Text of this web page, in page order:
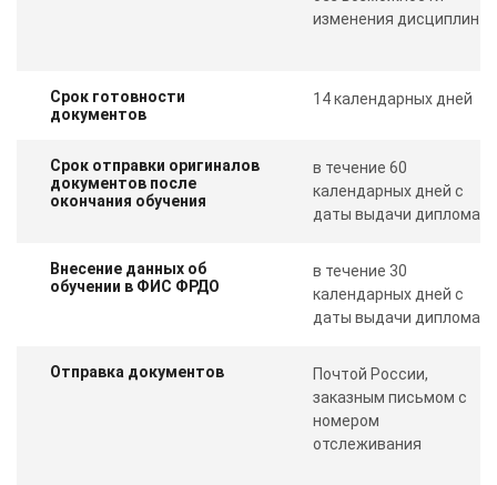
изменения дисциплин
Срок готовности
документов
14 календарных дней
Срок отправки оригиналов
документов после
окончания обучения
в течение 60
календарных дней с
даты выдачи диплома
Внесение данных об
обучении в ФИС ФРДО
в течение 30
календарных дней с
даты выдачи диплома
Отправка документов
Почтой России,
заказным письмом с
номером
отслеживания